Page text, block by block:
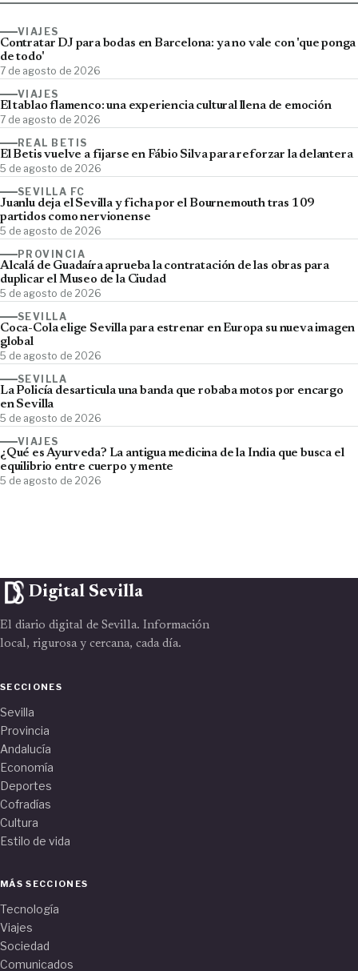
VIAJES
Contratar DJ para bodas en Barcelona: ya no vale con 'que ponga
de todo'
7 de agosto de 2026
VIAJES
El tablao flamenco: una experiencia cultural llena de emoción
7 de agosto de 2026
REAL BETIS
El Betis vuelve a fijarse en Fábio Silva para reforzar la delantera
5 de agosto de 2026
SEVILLA FC
Juanlu deja el Sevilla y ficha por el Bournemouth tras 109
partidos como nervionense
5 de agosto de 2026
PROVINCIA
Alcalá de Guadaíra aprueba la contratación de las obras para
duplicar el Museo de la Ciudad
5 de agosto de 2026
SEVILLA
Coca-Cola elige Sevilla para estrenar en Europa su nueva imagen
global
5 de agosto de 2026
SEVILLA
La Policía desarticula una banda que robaba motos por encargo
en Sevilla
5 de agosto de 2026
VIAJES
¿Qué es Ayurveda? La antigua medicina de la India que busca el
equilibrio entre cuerpo y mente
5 de agosto de 2026
Digital Sevilla
El diario digital de Sevilla. Información
local, rigurosa y cercana, cada día.
SECCIONES
Sevilla
Provincia
Andalucía
Economía
Deportes
Cofradías
Cultura
Estilo de vida
MÁS SECCIONES
Tecnología
Viajes
Sociedad
Comunicados